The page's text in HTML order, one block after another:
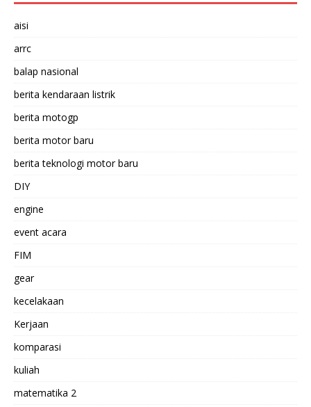
aisi
arrc
balap nasional
berita kendaraan listrik
berita motogp
berita motor baru
berita teknologi motor baru
DIY
engine
event acara
FIM
gear
kecelakaan
Kerjaan
komparasi
kuliah
matematika 2